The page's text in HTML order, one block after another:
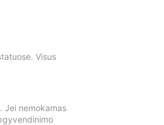
Visus
Jei nemokamas